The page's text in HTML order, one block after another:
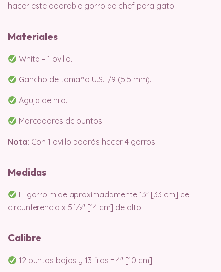
hacer este adorable gorro de chef para gato.
Materiales
White – 1 ovillo.
Gancho de tamaño U.S. I/9 (5.5 mm).
Aguja de hilo.
Marcadores de puntos.
Nota: Con 1 ovillo podrás hacer 4 gorros.
Medidas
El gorro mide aproximadamente 13″ [33 cm] de
circunferencia x 5 1⁄2″ [14 cm] de alto.
Calibre
12 puntos bajos y 13 filas = 4″ [10 cm].